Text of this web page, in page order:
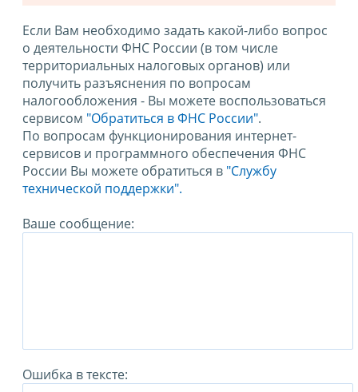
Если Вам необходимо задать какой-либо вопрос
о деятельности ФНС России (в том числе
территориальных налоговых органов) или
получить разъяснения по вопросам
налогообложения - Вы можете воспользоваться
сервисом "Обратиться в ФНС России".
По вопросам функционирования интернет-
сервисов и программного обеспечения ФНС
России Вы можете обратиться в "Службу
технической поддержки".
Ваше сообщение:
Ошибка в тексте: